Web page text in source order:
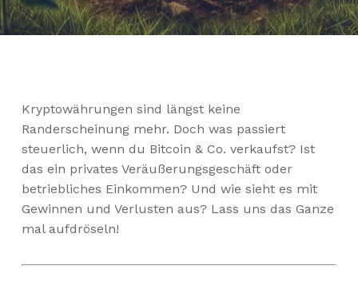
Kryptowährungen sind längst keine
Randerscheinung mehr. Doch was passiert
steuerlich, wenn du Bitcoin & Co. verkaufst? Ist
das ein privates Veräußerungsgeschäft oder
betriebliches Einkommen? Und wie sieht es mit
Gewinnen und Verlusten aus? Lass uns das Ganze
mal aufdröseln!